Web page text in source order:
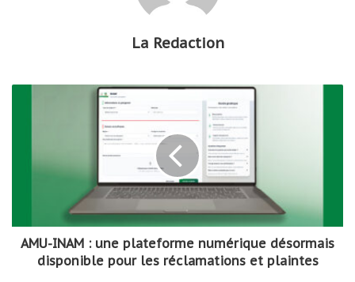
La Redaction
AMU-INAM : une plateforme numérique désormais
disponible pour les réclamations et plaintes